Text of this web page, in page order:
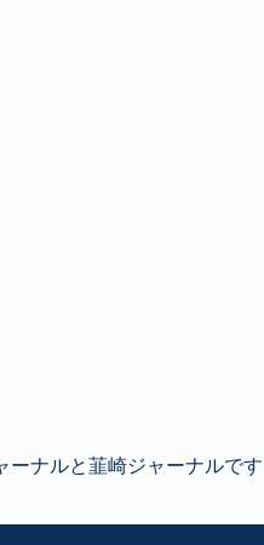
ナルと韮崎ジャーナルで